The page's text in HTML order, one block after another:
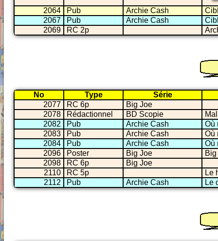
2064 Pub Archie Cash
2067
Pub Archie Cash
2069
RC 2p
No Type
Série
2077
RC 6p
Big Joe
2078
Rédactionnel BD Scopie
2082
Pub Archie Cash
Où
2083
Pub Archie Cash
Où
2084
Pub Archie Cash
Où
2096
Poster Big Joe
2098
RC 6p
Big Joe
2110
RC 5p
Le
2112
Pub Archie Cash Le